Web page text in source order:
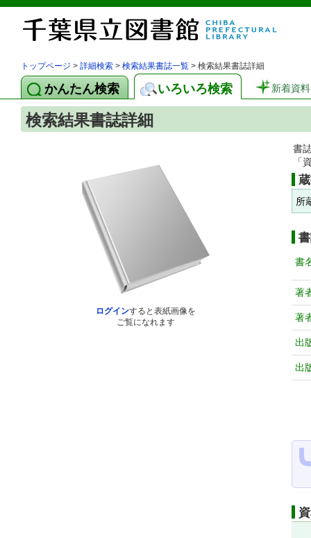
トップページ > 詳細検索 > 検索結果書誌一覧 > 検索結果書誌詳細
かんたん検索 いろいろ検索 新着資料
検索結果書誌詳細
ログインすると表紙画像を
ご覧になれます
書
「
所
書
著
著
出
出